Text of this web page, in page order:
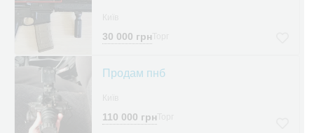
30 000 грн
Продам пнб
110 000 грн